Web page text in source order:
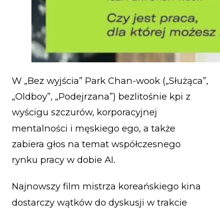
W „Bez wyjścia” Park Chan-wook („Służąca”,
„Oldboy”, „Podejrzana”) bezlitośnie kpi z
wyścigu szczurów, korporacyjnej
mentalności i męskiego ego, a także
zabiera głos na temat współczesnego
rynku pracy w dobie AI.
Najnowszy film mistrza koreańskiego kina
dostarczy wątków do dyskusji w trakcie